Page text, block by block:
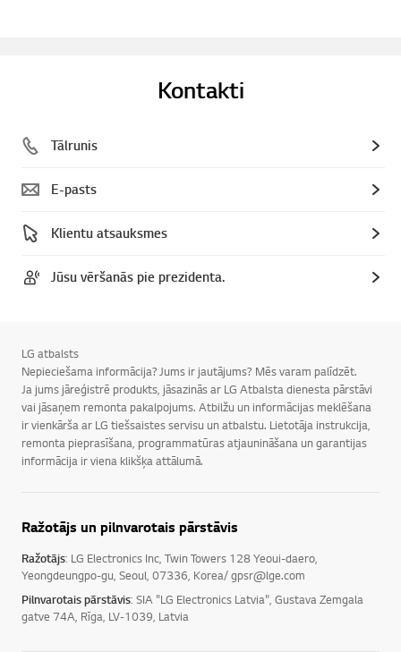
Kontakti
Tālrunis
E-pasts
Klientu atsauksmes
Jūsu vēršanās pie prezidenta.
LG atbalsts
Nepieciešama informācija? Jums ir jautājums? Mēs varam palīdzēt.
Ja jums jāreģistrē produkts, jāsazinās ar LG Atbalsta dienesta pārstāvi
vai jāsaņem remonta pakalpojums. Atbilžu un informācijas meklēšana
ir vienkārša ar LG tiešsaistes servisu un atbalstu. Lietotāja instrukcija,
remonta pieprasīšana, programmatūras atjaunināšana un garantijas
informācija ir viena klikšķa attālumā.
Ražotājs un pilnvarotais pārstāvis
Ražotājs: LG Electronics Inc, Twin Towers 128 Yeoui-daero,
Yeongdeungpo-gu, Seoul, 07336, Korea/ gpsr@lge.com
Pilnvarotais pārstāvis: SIA "LG Electronics Latvia", Gustava Zemgala
gatve 74A, Rīga, LV-1039, Latvia